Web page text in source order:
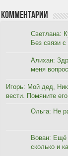
Комментарии
Светлана:
Без связи с
Алихан:
меня
Игорь: Мой дед,
вести. Помяните его
Ольга: Не
Вован: Ещё
сколько и